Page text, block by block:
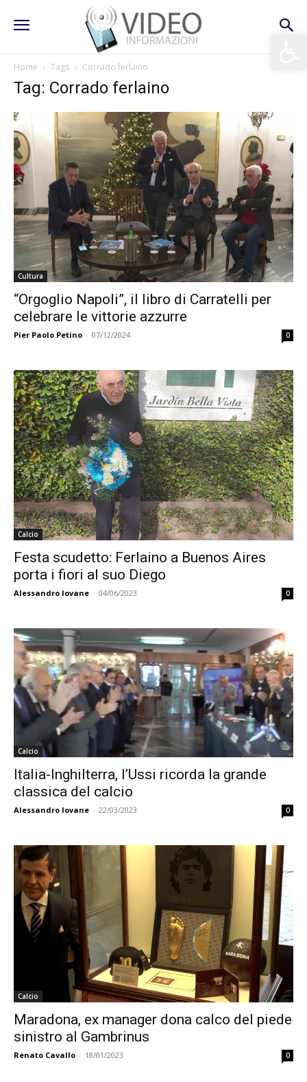
Home Tags Corrado ferlaino
Tag: Corrado ferlaino
Cultura
“Orgoglio Napoli”, il libro di Carratelli per
celebrare le vittorie azzurre
Pier Paolo Petino - 07/12/2024 0
Calcio
Festa scudetto: Ferlaino a Buenos Aires
porta i fiori al suo Diego
Alessandro Iovane - 04/06/2023 0
Calcio
Italia-Inghilterra, l’Ussi ricorda la grande
classica del calcio
Alessandro Iovane - 22/03/2023 0
Calcio
Maradona, ex manager dona calco del piede
sinistro al Gambrinus
Renato Cavallo - 18/01/2023 0